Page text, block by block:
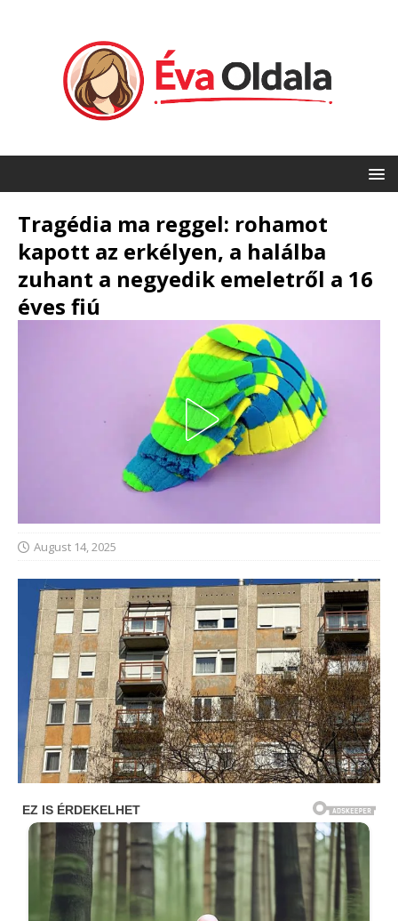
Tragédia ma reggel: rohamot
kapott az erkélyen, a halálba
zuhant a negyedik emeletről a 16
éves fiú
August 14, 2025